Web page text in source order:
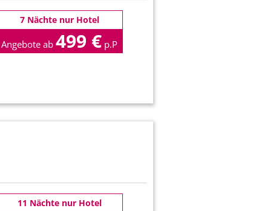
7 Nächte nur Hotel
Angebote ab499 € p.P
11 Nächte nur Hotel